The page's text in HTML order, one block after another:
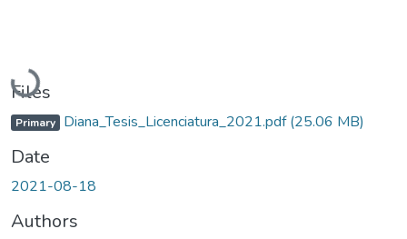
Loading...
Files
Primary Diana_Tesis_Licenciatura_2021.pdf(25.06 MB)
Date
2021-08-18
Authors